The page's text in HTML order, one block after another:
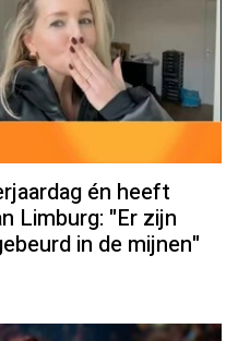
én heeft
Limburg: "Er zijn
in de mijnen"